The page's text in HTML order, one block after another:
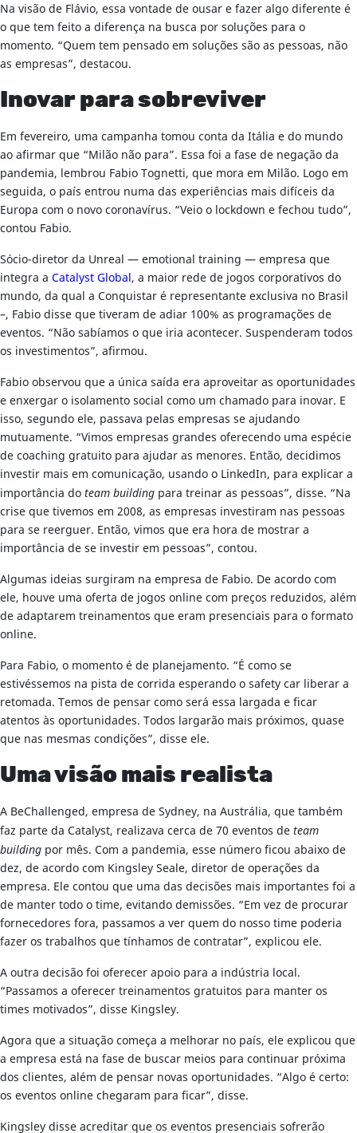
Na visão de Flávio, essa vontade de ousar e fazer algo diferente é
o que tem feito a diferença na busca por soluções para o
momento. “Quem tem pensado em soluções são as pessoas, não
as empresas”, destacou.
Inovar para sobreviver
Em fevereiro, uma campanha tomou conta da Itália e do mundo
ao afirmar que “Milão não para”. Essa foi a fase de negação da
pandemia, lembrou Fabio Tognetti, que mora em Milão. Logo em
seguida, o país entrou numa das experiências mais difíceis da
Europa com o novo coronavírus. “Veio o lockdown e fechou tudo”,
contou Fabio.
Sócio-diretor da Unreal — emotional training — empresa que
integra a Catalyst Global, a maior rede de jogos corporativos do
mundo, da qual a Conquistar é representante exclusiva no Brasil
–, Fabio disse que tiveram de adiar 100% as programações de
eventos. “Não sabíamos o que iria acontecer. Suspenderam todos
os investimentos”, afirmou.
Fabio observou que a única saída era aproveitar as oportunidades
e enxergar o isolamento social como um chamado para inovar. E
isso, segundo ele, passava pelas empresas se ajudando
mutuamente. “Vimos empresas grandes oferecendo uma espécie
de coaching gratuito para ajudar as menores. Então, decidimos
investir mais em comunicação, usando o LinkedIn, para explicar a
importância do team building para treinar as pessoas”, disse. “Na
crise que tivemos em 2008, as empresas investiram nas pessoas
para se reerguer. Então, vimos que era hora de mostrar a
importância de se investir em pessoas”, contou.
Algumas ideias surgiram na empresa de Fabio. De acordo com
ele, houve uma oferta de jogos online com preços reduzidos, além
de adaptarem treinamentos que eram presenciais para o formato
online.
Para Fabio, o momento é de planejamento. “É como se
estivéssemos na pista de corrida esperando o safety car liberar a
retomada. Temos de pensar como será essa largada e ficar
atentos às oportunidades. Todos largarão mais próximos, quase
que nas mesmas condições”, disse ele.
Uma visão mais realista
A BeChallenged, empresa de Sydney, na Austrália, que também
faz parte da Catalyst, realizava cerca de 70 eventos de team
building por mês. Com a pandemia, esse número ficou abaixo de
dez, de acordo com Kingsley Seale, diretor de operações da
empresa. Ele contou que uma das decisões mais importantes foi a
de manter todo o time, evitando demissões. “Em vez de procurar
fornecedores fora, passamos a ver quem do nosso time poderia
fazer os trabalhos que tínhamos de contratar”, explicou ele.
A outra decisão foi oferecer apoio para a indústria local.
“Passamos a oferecer treinamentos gratuitos para manter os
times motivados”, disse Kingsley.
Agora que a situação começa a melhorar no país, ele explicou que
a empresa está na fase de buscar meios para continuar próxima
dos clientes, além de pensar novas oportunidades. “Algo é certo:
os eventos online chegaram para ficar”, disse.
Kingsley disse acreditar que os eventos presenciais sofrerão